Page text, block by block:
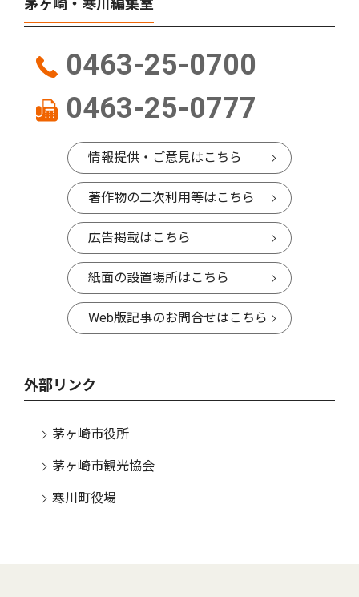
茅ヶ崎・寒川編集室
0463-25-0700
0463-25-0777
情報提供・ご意見はこちら
著作物の二次利用等はこちら
広告掲載はこちら
紙面の設置場所はこちら
Web版記事のお問合せはこちら
外部リンク
茅ヶ崎市役所
茅ヶ崎市観光協会
寒川町役場